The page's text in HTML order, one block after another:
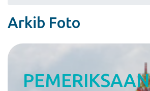
Arkib Foto
PEMERIKSAAN